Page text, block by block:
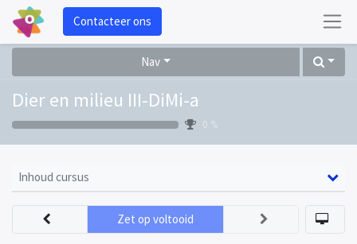
Contacteer ons
Nav
Dier en milieu III-DiMi-a
0 %
Inhoud cursus
Zet op voltooid